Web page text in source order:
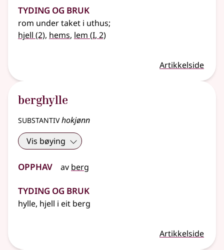
Tyding og bruk
rom under taket i uthus;
hjell (2), hems, lem (1
I, 2)
Artikkelside
berghylle
substantivhokjønn
Vis bøying
Opphav av berg
Tyding og bruk
hylle, hjell i eit berg
Artikkelside